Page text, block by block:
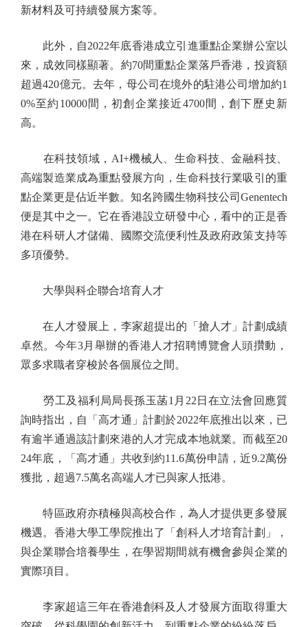
新材料及可持續發展方案等。
此外，自2022年底香港成立引進重點企業辦公室以
來，成效同樣顯著。約70間重點企業落戶香港，投資額
超過420億元。去年，母公司在境外的駐港公司增加約1
0%至約10000間，初創企業接近4700間，創下歷史新
高。
在科技領域，AI+機械人、生命科技、金融科技、
高端製造業成為重點發展方向，生命科技行業吸引的重
點企業更是佔近半數。知名跨國生物科技公司Genentech
便是其中之一。它在香港設立研發中心，看中的正是香
港在科研人才儲備、國際交流便利性及政府政策支持等
多項優勢。
大學與科企聯合培育人才
在人才發展上，李家超提出的「搶人才」計劃成績
卓然。今年3月舉辦的香港人才招聘博覽會人頭攢動，
眾多求職者穿梭於各個展位之間。
勞工及福利局局長孫玉菡1月22日在立法會回應質
詢時指出，自「高才通」計劃於2022年底推出以來，已
有逾半通過該計劃來港的人才完成本地就業。而截至20
24年底，「高才通」共收到約11.6萬份申請，近9.2萬份
獲批，超過7.5萬名高端人才已與家人抵港。
特區政府亦積極與高校合作，為人才提供更多發展
機遇。香港大學工學院推出了「創科人才培育計劃」，
與企業聯合培養學生，在學習期間就有機會參與企業的
實際項目。
李家超這三年在香港創科及人才發展方面取得重大